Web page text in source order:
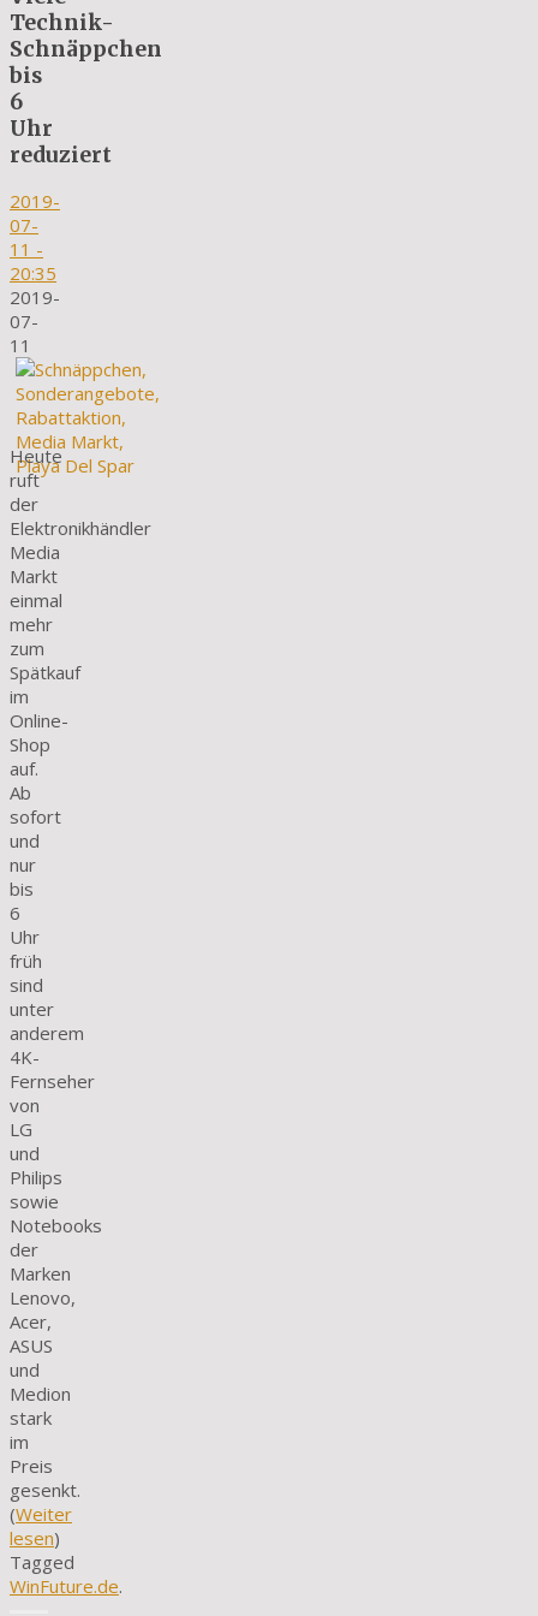
Technik-
Schnäppchen
bis
6
Uhr
reduziert
2019-
07-
11 -
20:35
2019-
07-
11
Heute
ruft
der
Elektronikhändler
Media
Markt
einmal
mehr
zum
Spätkauf
im
Online-
Shop
auf.
Ab
sofort
und
nur
bis
6
Uhr
früh
sind
unter
anderem
4K-
Fernseher
von
LG
und
Philips
sowie
Notebooks
der
Marken
Lenovo,
Acer,
ASUS
und
Medion
stark
im
Preis
gesenkt.
(Weiter
lesen)
Tagged
WinFuture.de.